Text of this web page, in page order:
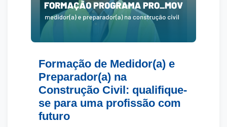
Formação de Medidor(a) e
Preparador(a) na
Construção Civil: qualifique-
se para uma profissão com
futuro